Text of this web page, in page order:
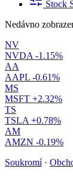
Stock
Nedávno
NV
NVDA -1.15%
AA
AAPL -0.61%
MS
MSFT +2.32%
TS
TSLA +0.78%
AM
AMZN -0.19%
Soukromí ·